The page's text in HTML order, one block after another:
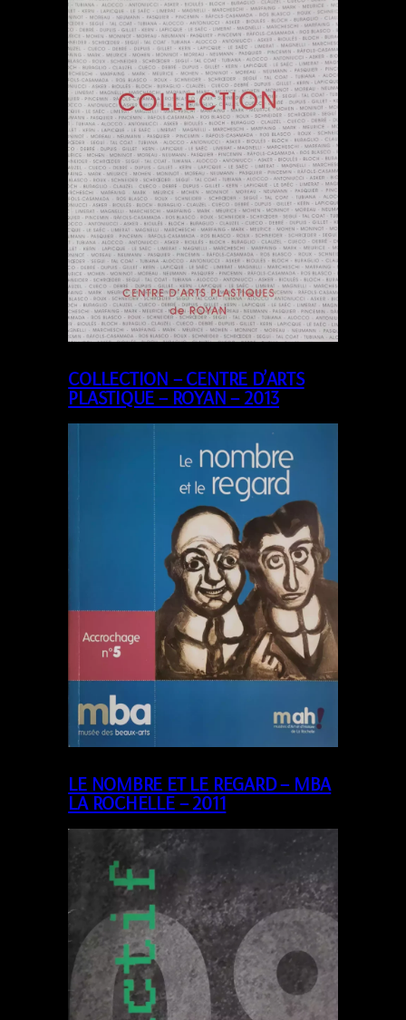
COLLECTION – CENTRE D’ARTS
PLASTIQUE – ROYAN – 2013
LE NOMBRE ET LE REGARD – MBA
LA ROCHELLE – 2011